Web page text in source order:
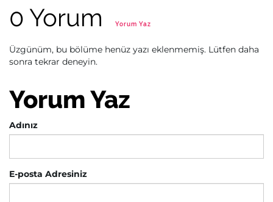
0 Yorum Yorum Yaz
Üzgünüm, bu bölüme henüz yazı eklenmemiş. Lütfen daha
sonra tekrar deneyin.
Yorum Yaz
Adınız
E-posta Adresiniz